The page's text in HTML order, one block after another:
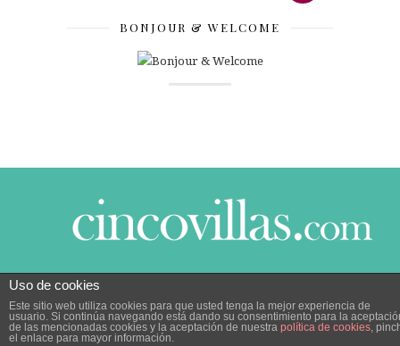
BONJOUR & WELCOME
© 2014 CINCO VILLAS CONTIGO DESDE EL AÑO
2005.POLÍTICA DE PRIVACIDAD| POLÍTICA DE
COOKIES
Uso de cookies
Este sitio web utiliza cookies para que usted tenga la mejor experiencia de
usuario. Si continúa navegando está dando su consentimiento para la
de las mencionadas cookies y la aceptación de nuestra política de cookies,
el enlace para mayor información.